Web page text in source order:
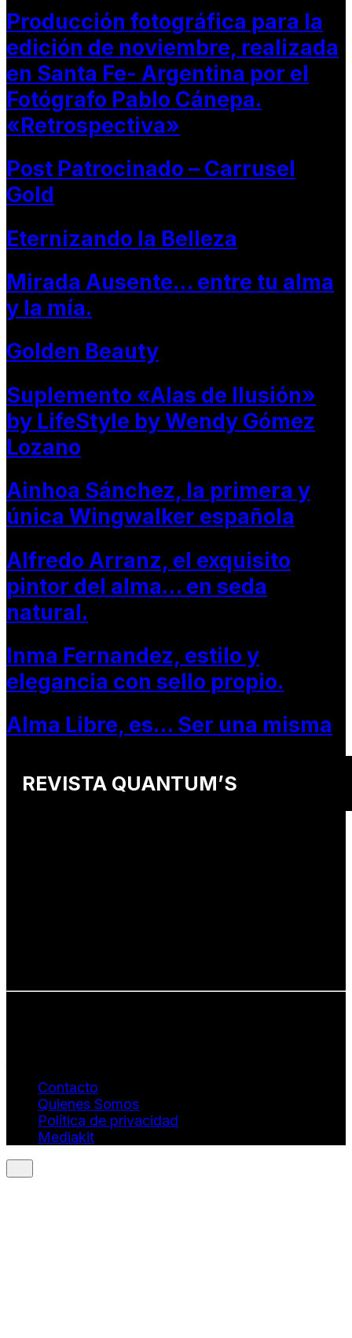
Producción fotográfica para la
edición de noviembre, realizada
en Santa Fe- Argentina por el
Fotógrafo Pablo Cánepa.
«Retrospectiva»
Post Patrocinado – Carrusel
Gold
Eternizando la Belleza
Mirada Ausente… entre tu alma
y la mía.
Golden Beauty
Suplemento «Alas de Ilusión»
by LifeStyle by Wendy Gómez
Lozano
Ainhoa Sánchez, la primera y
única Wingwalker española
Alfredo Arranz, el exquisito
pintor del alma… en seda
natural.
Inma Fernandez, estilo y
elegancia con sello propio.
Alma Libre, es… Ser una misma
REVISTA QUANTUM’S
Contacto
Quienes Somos
Política de privacidad
Mediakit